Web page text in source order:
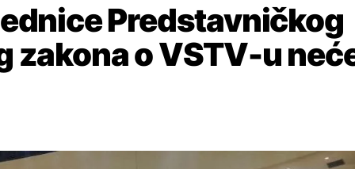
Predstavničkog
zakona o VSTV-u